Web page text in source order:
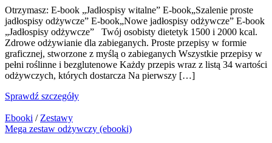
Otrzymasz: E-book „Jadłospisy witalne” E-book„Szalenie proste
jadłospisy odżywcze” E-book„Nowe jadłospisy odżywcze” E-book
„Jadłospisy odżywcze” Twój osobisty dietetyk 1500 i 2000 kcal.
Zdrowe odżywianie dla zabieganych. Proste przepisy w formie
graficznej, stworzone z myślą o zabieganych Wszystkie przepisy w
pełni roślinne i bezglutenowe Każdy przepis wraz z listą 34 wartości
odżywczych, których dostarcza Na pierwszy […]
Sprawdź szczegóły
Ebooki / Zestawy
Mega zestaw odżywczy (ebooki)